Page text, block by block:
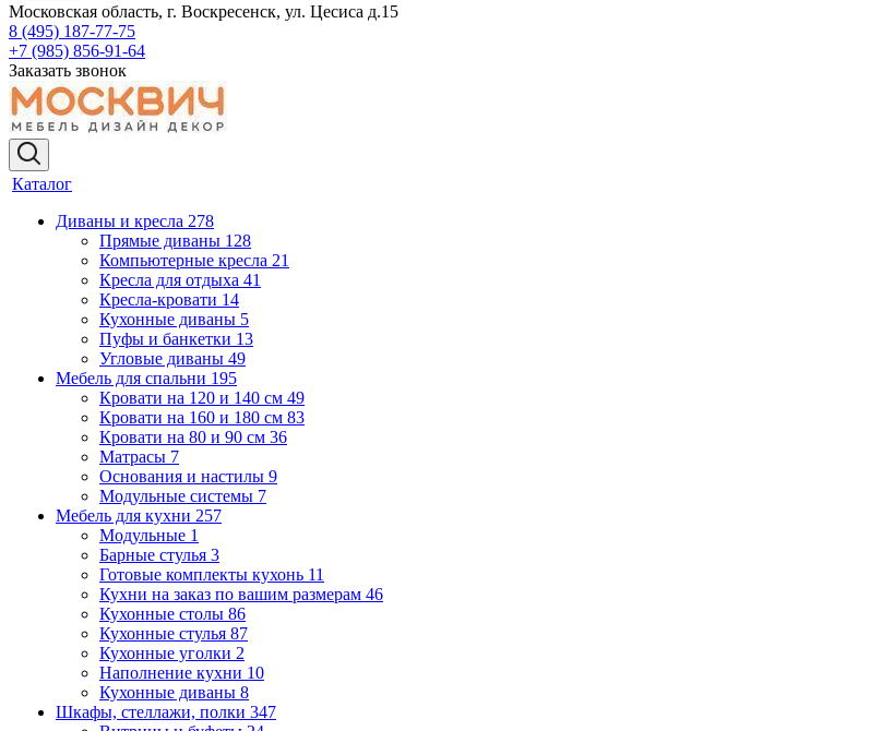
Московская область, г. Воскресенск, ул. Цесиса д.15
8 (495) 187-77-75
+7 (985) 856-91-64
Заказать звонок
Каталог
Диваны и кресла 278
Прямые диваны 128
Компьютерные кресла 21
Кресла для отдыха 41
Кресла-кровати 14
Кухонные диваны 5
Пуфы и банкетки 13
Угловые диваны 49
Мебель для спальни 195
Кровати на 120 и 140 см 49
Кровати на 160 и 180 см 83
Кровати на 80 и 90 см 36
Матрасы 7
Основания и настилы 9
Модульные системы 7
Мебель для кухни 257
Модульные 1
Барные стулья 3
Готовые комплекты кухонь 11
Кухни на заказ по вашим размерам 46
Кухонные столы 86
Кухонные стулья 87
Кухонные уголки 2
Наполнение кухни 10
Кухонные диваны 8
Шкафы, стеллажи, полки 347